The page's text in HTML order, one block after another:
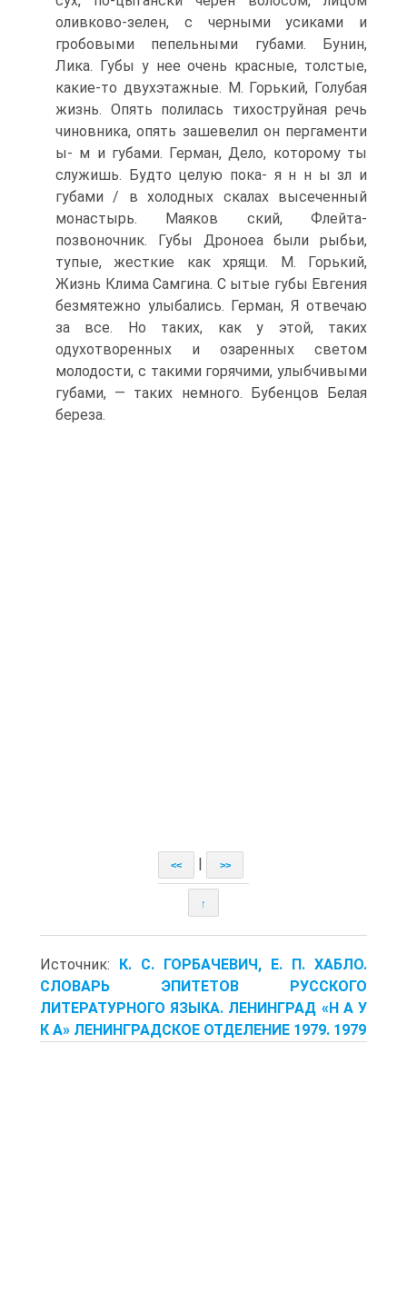
оливково-зелен, с черными усиками и
гробовыми пепельными губами. Бунин,
Лика. Губы у нее очень красные, толстые,
какие-то двухэтажные. М. Горький, Голубая
жизнь. Опять полилась тихоструйная речь
чиновника, опять зашевелил он пергаменти
ы- м и губами. Герман, Дело, которому ты
служишь. Будто целую пока- я н н ы зл и
губами / в холодных скалах высеченный
монастырь. Маяков ский, Флейта-
позвоночник. Губы Дроноеа были рыбьи,
тупые, жесткие как хрящи. М. Горький,
Жизнь Клима Самгина. С ытые губы Евгения
безмятежно улыбались. Герман, Я отвечаю
за все. Но таких, как у этой, таких
одухотворенных и озаренных светом
молодости, с такими горячими, улыбчивыми
губами, — таких немного. Бубенцов Белая
береза.
<< >>
↑
Источник: К. С. ГОРБАЧЕВИЧ, Е. П. ХАБЛО.
СЛОВАРЬ ЭПИТЕТОВ РУССКОГО
ЛИТЕРАТУРНОГО ЯЗЫКА. ЛЕНИНГРАД «Н А У
К А» ЛЕНИНГРАДСКОЕ ОТДЕЛЕНИЕ 1979. 1979